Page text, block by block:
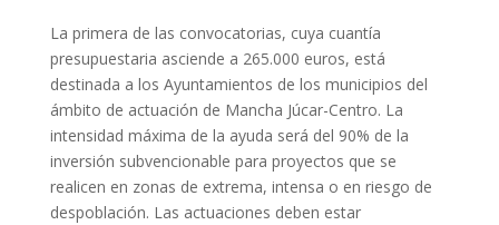
La primera de las convocatorias, cuya cuantía
presupuestaria asciende a 265.000 euros, está
destinada a los Ayuntamientos de los municipios del
ámbito de actuación de Mancha Júcar-Centro. La
intensidad máxima de la ayuda será del 90% de la
inversión subvencionable para proyectos que se
realicen en zonas de extrema, intensa o en riesgo de
despoblación. Las actuaciones deben estar